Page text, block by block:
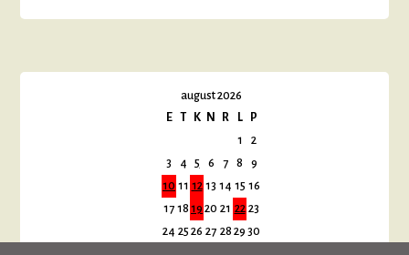
august 2026
E
T K N R L
P
1
2
3
4 5 6 7 8
9
10 11 12 13 14 15 16
17 18 19 20 21 22 23
24 25 26 27 28 29 30